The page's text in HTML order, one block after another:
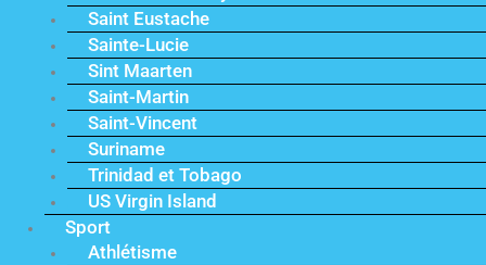
Saint Eustache
Sainte-Lucie
Sint Maarten
Saint-Martin
Saint-Vincent
Suriname
Trinidad et Tobago
US Virgin Island
Sport
Athlétisme